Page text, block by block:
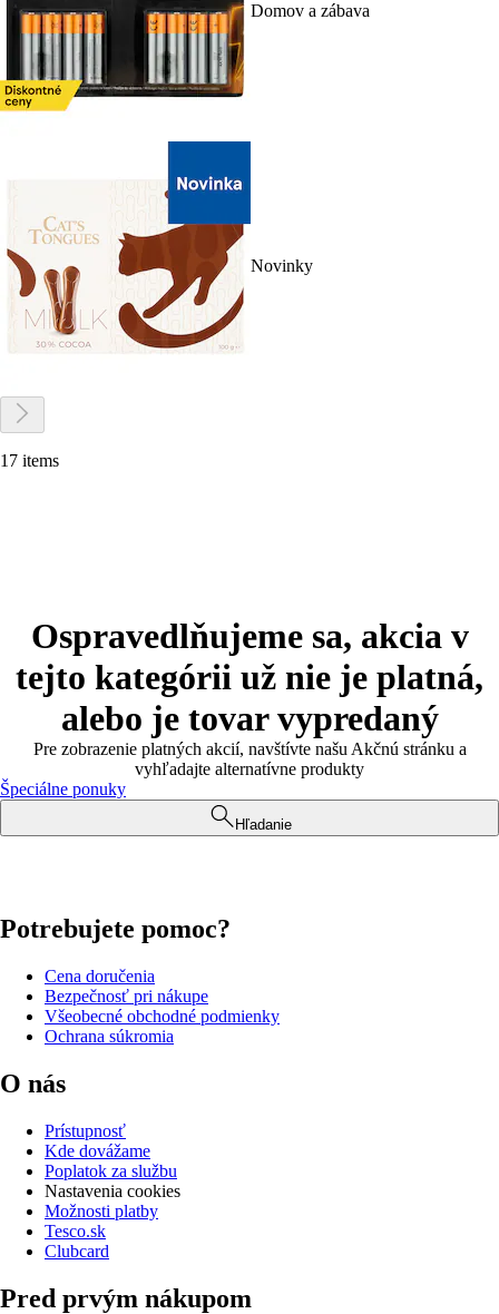
Domov a zábava
Novinky
17 items
Ospravedlňujeme sa, akcia v
tejto kategórii už nie je platná,
alebo je tovar vypredaný
Pre zobrazenie platných akcií, navštívte našu Akčnú stránku a
vyhľadajte alternatívne produkty
Špeciálne ponuky
Hľadanie
Potrebujete pomoc?
Cena doručenia
Bezpečnosť pri nákupe
Všeobecné obchodné podmienky
Ochrana súkromia
O nás
Prístupnosť
Kde dovážame
Poplatok za službu
Nastavenia cookies
Možnosti platby
Tesco.sk
Clubcard
Pred prvým nákupom